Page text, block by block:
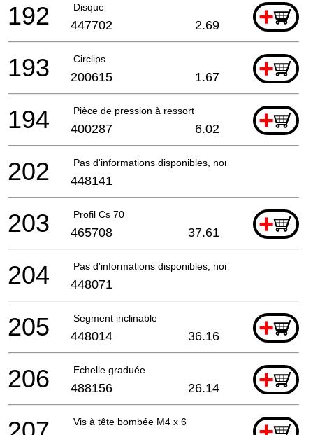
Disque +
192 447702 2.69
Circlips +
193 200615 1.67
Pièce de pression à ressort +
194 400287 6.02
Pas d'informations disponibles, non commandable
202 448141
Profil Cs 70 +
203 465708 37.61
Pas d'informations disponibles, non commandable
204 448071
Segment inclinable +
205 448014 36.16
Echelle graduée +
206 488156 26.14
Vis à tête bombée M4 x 6